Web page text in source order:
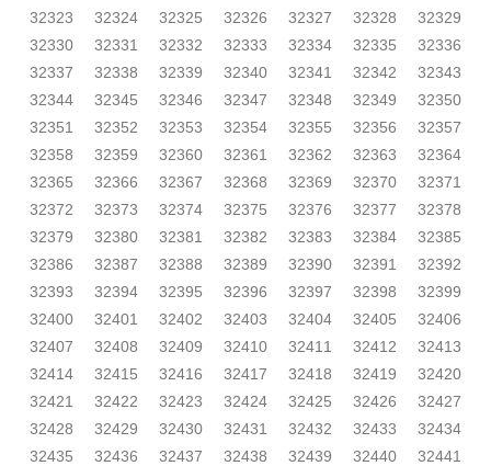
32323
32324 32325 32326 32327 32328
32329
32330
32331 32332 32333 32334 32335
32336
32337
32338 32339 32340 32341 32342
32343
32344
32345 32346 32347 32348 32349
32350
32351
32352 32353 32354 32355 32356
32357
32358
32359 32360 32361 32362 32363
32364
32365
32366 32367 32368 32369 32370
32371
32372
32373 32374 32375 32376 32377
32378
32379
32380 32381 32382 32383 32384
32385
32386
32387 32388 32389 32390 32391
32392
32393
32394 32395 32396 32397 32398
32399
32400
32401 32402 32403 32404 32405
32406
32407
32408 32409 32410 32411 32412
32413
32414
32415 32416 32417 32418 32419
32420
32421
32422 32423 32424 32425 32426
32427
32428
32429 32430 32431 32432 32433
32434
32435
32436 32437 32438 32439 32440
32441